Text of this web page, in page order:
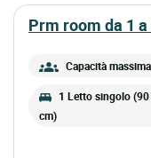
prm room da 1
Capacità
1 Letto singolo
cm)